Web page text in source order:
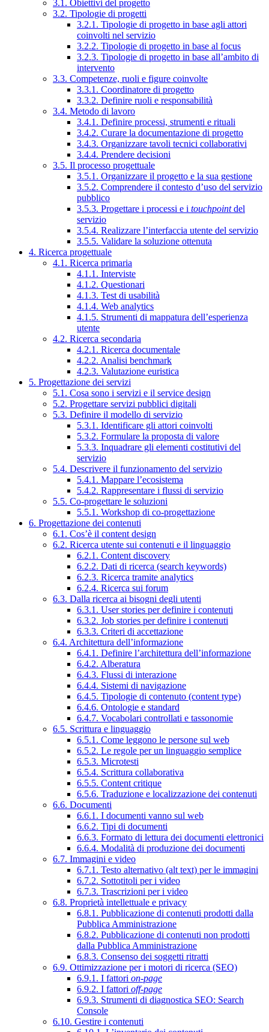
3.1. Obiettivi del progetto
3.2. Tipologie di progetti
3.2.1. Tipologie di progetto in base agli attori
coinvolti nel servizio
3.2.2. Tipologie di progetto in base al focus
3.2.3. Tipologie di progetto in base all’ambito di
intervento
3.3. Competenze, ruoli e figure coinvolte
3.3.1. Coordinatore di progetto
3.3.2. Definire ruoli e responsabilità
3.4. Metodo di lavoro
3.4.1. Definire processi, strumenti e rituali
3.4.2. Curare la documentazione di progetto
3.4.3. Organizzare tavoli tecnici collaborativi
3.4.4. Prendere decisioni
3.5. Il processo progettuale
3.5.1. Organizzare il progetto e la sua gestione
3.5.2. Comprendere il contesto d’uso del servizio
pubblico
3.5.3. Progettare i processi e i touchpointdel
servizio
3.5.4. Realizzare l’interfaccia utente del servizio
3.5.5. Validare la soluzione ottenuta
4. Ricerca progettuale
4.1. Ricerca primaria
4.1.1. Interviste
4.1.2. Questionari
4.1.3. Test di usabilità
4.1.4. Web analytics
4.1.5. Strumenti di mappatura dell’esperienza
utente
4.2. Ricerca secondaria
4.2.1. Ricerca documentale
4.2.2. Analisi benchmark
4.2.3. Valutazione euristica
5. Progettazione dei servizi
5.1. Cosa sono i servizi e il service design
5.2. Progettare servizi pubblici digitali
5.3. Definire il modello di servizio
5.3.1. Identificare gli attori coinvolti
5.3.2. Formulare la proposta di valore
5.3.3. Inquadrare gli elementi costitutivi del
servizio
5.4. Descrivere il funzionamento del servizio
5.4.1. Mappare l’ecosistema
5.4.2. Rappresentare i flussi di servizio
5.5. Co-progettare le soluzioni
5.5.1. Workshop di co-progettazione
6. Progettazione dei contenuti
6.1. Cos’è il content design
6.2. Ricerca utente sui contenuti e il linguaggio
6.2.1. Content discovery
6.2.2. Dati di ricerca (search keywords)
6.2.3. Ricerca tramite analytics
6.2.4. Ricerca sui forum
6.3. Dalla ricerca ai bisogni degli utenti
6.3.1. User stories per definire i contenuti
6.3.2. Job stories per definire i contenuti
6.3.3. Criteri di accettazione
6.4. Architettura dell’informazione
6.4.1. Definire l’architettura dell’informazione
6.4.2. Alberatura
6.4.3. Flussi di interazione
6.4.4. Sistemi di navigazione
6.4.5. Tipologie di contenuto (content type)
6.4.6. Ontologie e standard
6.4.7. Vocabolari controllati e tassonomie
6.5. Scrittura e linguaggio
6.5.1. Come leggono le persone sul web
6.5.2. Le regole per un linguaggio semplice
6.5.3. Microtesti
6.5.4. Scrittura collaborativa
6.5.5. Content critique
6.5.6. Traduzione e localizzazione dei contenuti
6.6. Documenti
6.6.1. I documenti vanno sul web
6.6.2. Tipi di documenti
6.6.3. Formato di lettura dei documenti elettronici
6.6.4. Modalità di produzione dei documenti
6.7. Immagini e video
6.7.1. Testo alternativo (alt text) per le immagini
6.7.2. Sottotitoli per i video
6.7.3. Trascrizioni per i video
6.8. Proprietà intellettuale e privacy
6.8.1. Pubblicazione di contenuti prodotti dalla
Pubblica Amministrazione
6.8.2. Pubblicazione di contenuti non prodotti
dalla Pubblica Amministrazione
6.8.3. Consenso dei soggetti ritratti
6.9. Ottimizzazione per i motori di ricerca (SEO)
6.9.1. I fattori on-page
6.9.2. I fattori off-page
6.9.3. Strumenti di diagnostica SEO: Search
Console
6.10. Gestire i contenuti